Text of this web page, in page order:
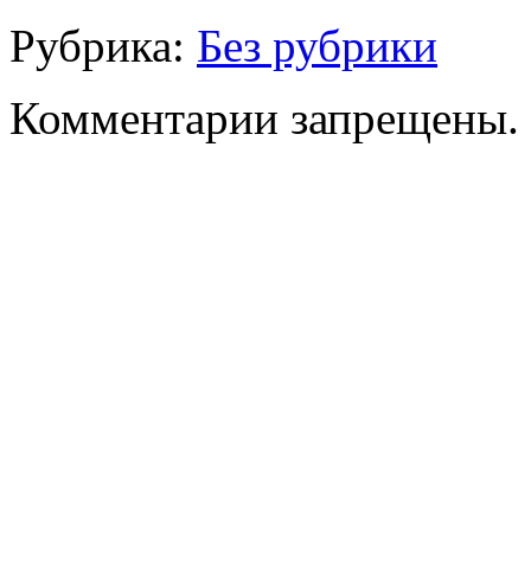
Рубрика: Без рубрики
Комментарии запрещены.